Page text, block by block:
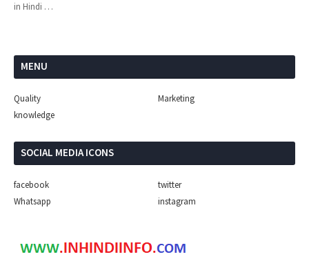
in Hindi …
MENU
Quality
Marketing
knowledge
SOCIAL MEDIA ICONS
facebook
twitter
Whatsapp
instagram